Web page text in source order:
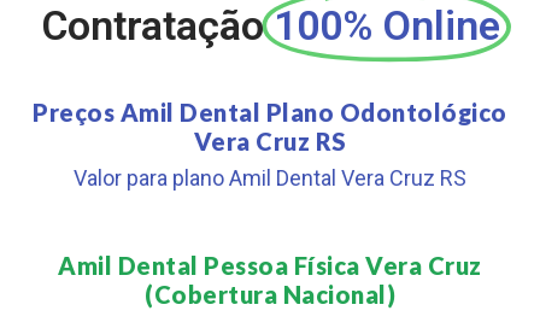
Contratação 100% Online
Preços Amil Dental Plano Odontológico
Vera Cruz RS
Valor para plano Amil Dental Vera Cruz RS
Amil Dental Pessoa Física Vera Cruz
(Cobertura Nacional)​